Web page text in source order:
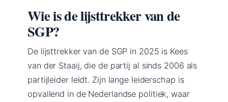
Wie is de lijsttrekker van de
SGP?
De lijsttrekker van de SGP in 2025 is Kees
van der Staaij, die de partij al sinds 2006 als
partijleider leidt. Zijn lange leiderschap is
opvallend in de Nederlandse politiek, waar